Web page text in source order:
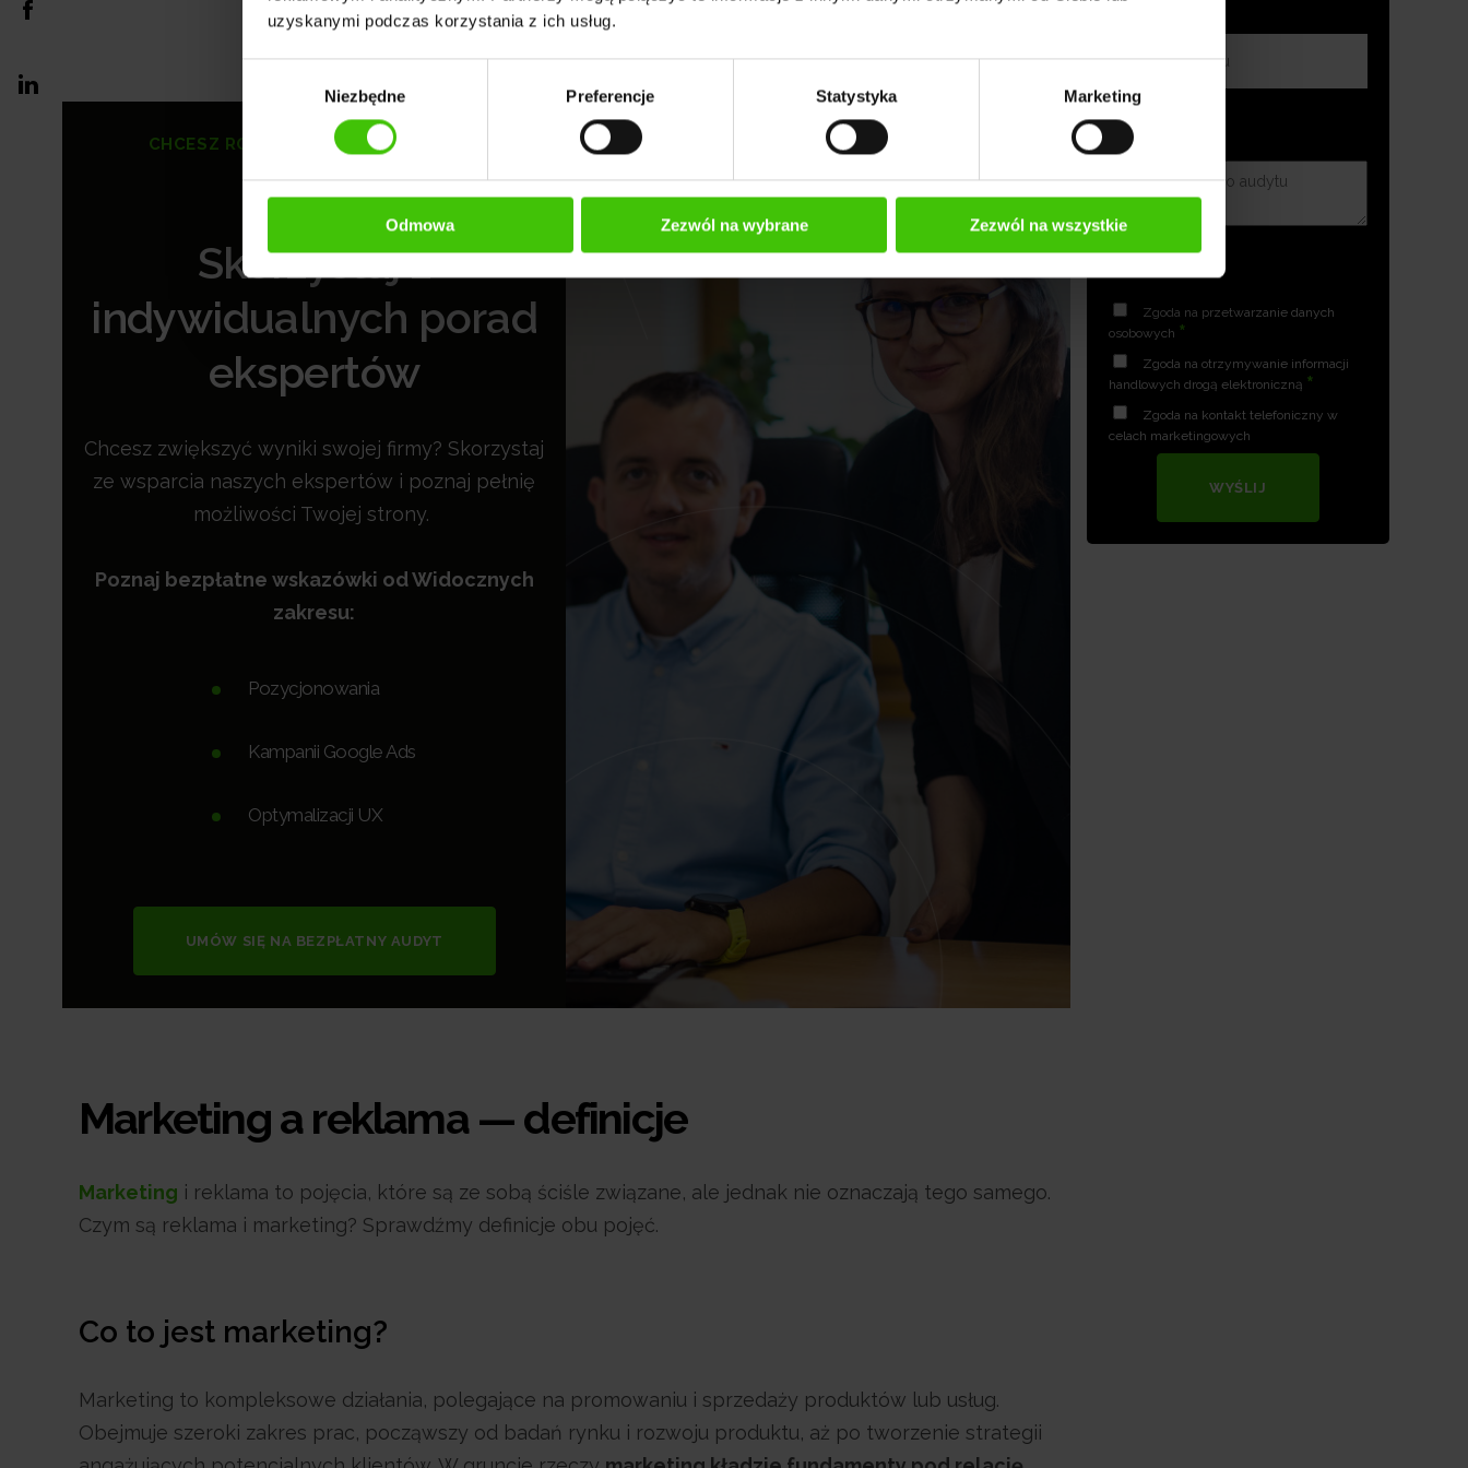
uzyskanymi podczas korzystania z ich usług.
zgody
Niezbędne Preferencje Statystyka Marketing
Odmowa Zezwól na wybrane Zezwól na wszystkie
CHCESZ ROZKRĘCIĆ SWOJĄ STRONĘ?
Skorzystaj z
indywidualnych porad
ekspertów
Chcesz zwiększyć wyniki swojej firmy? Skorzystaj
ze wsparcia naszych ekspertów i poznaj pełnię
możliwości Twojej strony.
Poznaj bezpłatne wskazówki od Widocznych
zakresu:
Pozycjonowania
Kampanii Google Ads
Optymalizacji UX
UMÓW SIĘ NA BEZPŁATNY AUDYT
Marketing a reklama — definicje
Marketing i reklama to pojęcia, które są ze sobą ściśle związane, ale jednak nie oznaczają tego samego.
Czym są reklama i marketing? Sprawdźmy definicje obu pojęć.
Co to jest marketing?
Marketing to kompleksowe działania, polegające na promowaniu i sprzedaży produktów lub usług.
Obejmuje szeroki zakres prac, począwszy od badań rynku i rozwoju produktu, aż po tworzenie strategii
Zgoda na przetwarzanie danych
osobowych *
Zgoda na otrzymywanie informacji
handlowych drogą elektroniczną *
Zgoda na kontakt telefoniczny w
celach marketingowych
WYŚLIJ